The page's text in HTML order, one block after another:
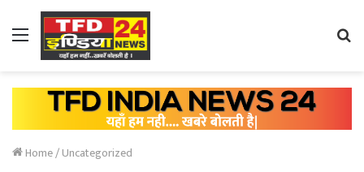
Menu
Home/Uncategorized